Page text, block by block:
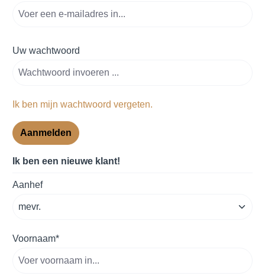
Uw wachtwoord
Ik ben mijn wachtwoord vergeten.
Aanmelden
Ik ben een nieuwe klant!
account.registerPersonalLegend
Aanhef
Voornaam*